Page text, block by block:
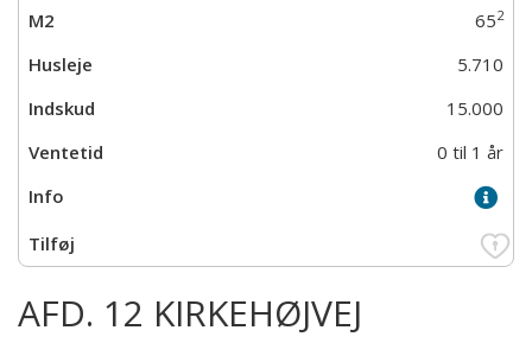
652
5.710
15.000
0 til 1 år
AFD. 12 KIRKEHØJVEJ